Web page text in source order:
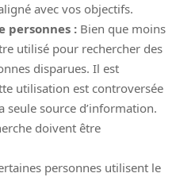
avec vos objectifs.
personnes : Bien que moins
utilisé pour rechercher des
disparues. Il est
utilisation est controversée
seule source d’information.
doivent être
personnes utilisent le